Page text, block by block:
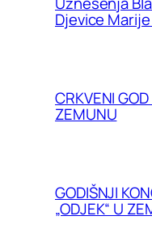
Djevice
CRKVENI
ZEMUNU
GODIŠNJI
„ODJEK“ U